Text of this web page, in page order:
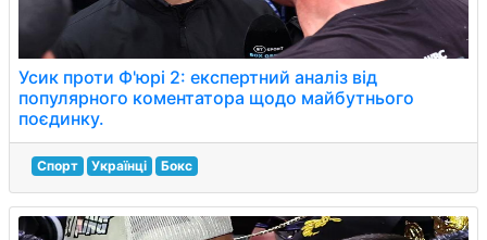
Усик проти Ф'юрі 2: експертний аналіз від
популярного коментатора щодо майбутнього
поєдинку.
Спорт Українці Бокс